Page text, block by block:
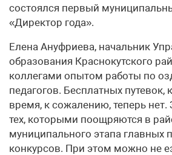
состоялся первый
«Директор года».
Елена Ануфриева, начальник
образования Краснокутского
коллегами опытом работы по
педагогов. Бесплатных путевок,
время, к сожалению, теперь
тех, которыми поощряются в
муниципального этапа главных
конкурсов. При этом можно не